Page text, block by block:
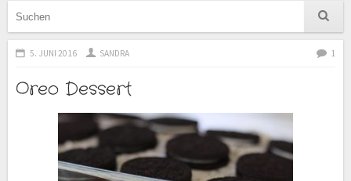
5. JUNI 2016 SANDRA 1
Oreo Dessert